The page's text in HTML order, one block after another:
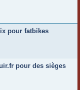
pour fatbikes
pour des sièges